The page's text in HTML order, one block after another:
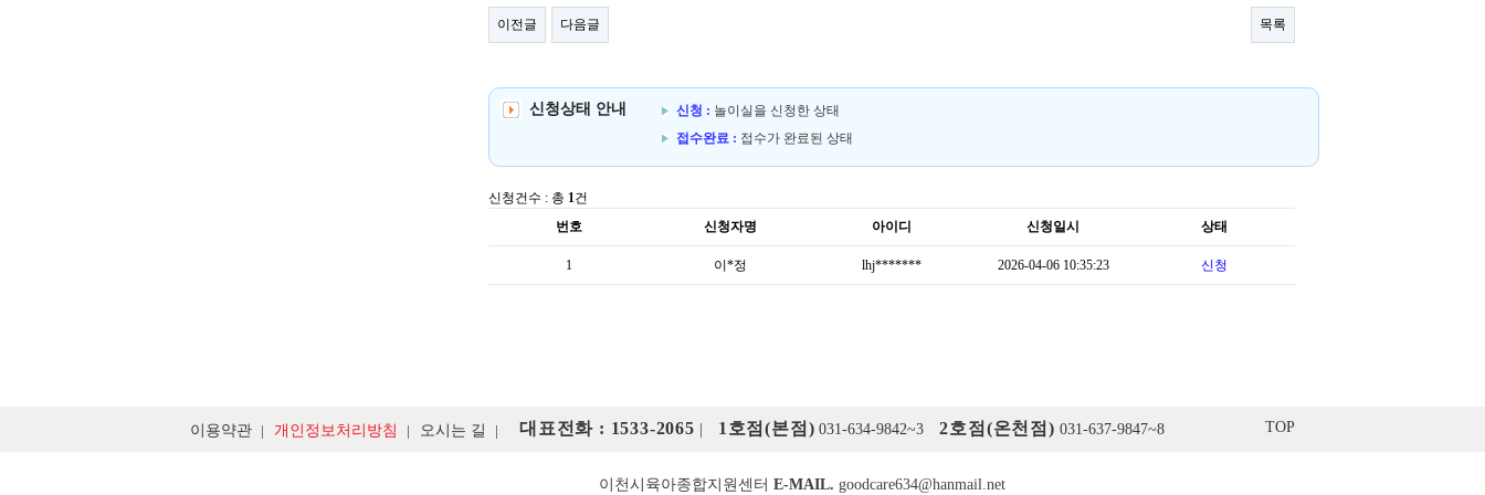
이전글 다음글 목록
신청상태 안내 신청 : 놀이실을 신청한 상태
접수완료 : 접수가 완료된 상태
신청건수 : 총 1건
번호
신청자명 아이디 신청일시 상태
1 이*정 lhj******* 2026-04-06 10:35:23 신청
이용약관 개인정보처리방침 오시는 길 대표전화 : 1533-2065 1호점(본점) 031-634-9842~3 2호점(온천점) 031-637-9847~8 TOP
이천시육아종합지원센터 E-MAIL. goodcare634@hanmail.net